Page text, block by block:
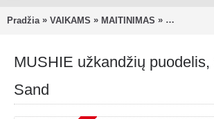
Pradžia » VAIKAMS » MAITINIMAS » Indai
MUSHIE užkandžių puodelis,
Sand